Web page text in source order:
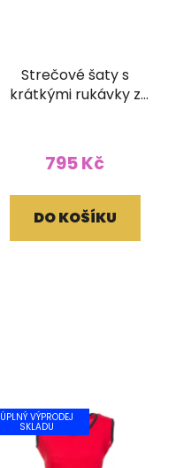
Strečové šaty s
krátkými rukávky z
795 Kč
DO KOŠÍKU
ÚPLNÝ VÝPRODEJ
SKLADU